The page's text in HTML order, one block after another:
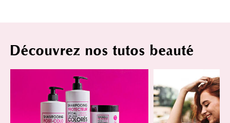
Découvrez nos tutos beauté